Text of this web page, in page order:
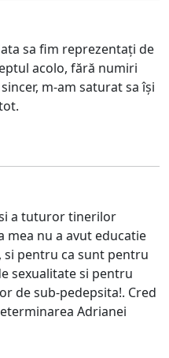
sa fim reprezentați de
acolo, fără numiri
m-am saturat sa își
a tuturor tinerilor
mea nu a avut educatie
si pentru ca sunt pentru
sexualitate si pentru
de sub-pedepsita!. Cred
Adrianei